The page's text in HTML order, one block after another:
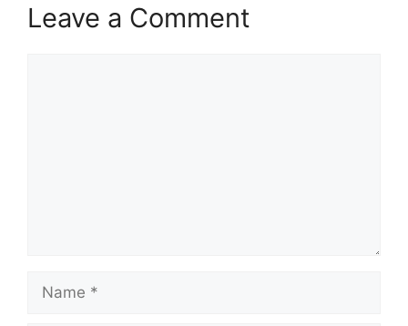
Leave a Comment